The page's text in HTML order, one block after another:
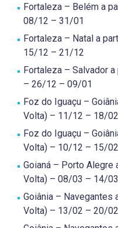
Fortaleza – Belém a
08/12 – 31/01
Fortaleza – Natal a
15/12 – 21/12
Fortaleza – Salvador a
– 26/12 – 09/01
Foz do Iguaçu –
Volta) – 11/12 – 18/02
Foz do Iguaçu –
Volta) – 10/12 – 15/02
Goianá – Porto Alegre
Volta) – 08/03 – 14/03
Goiânia – Navegantes
Volta) – 13/02 – 20/02